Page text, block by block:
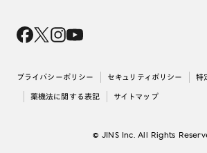
採用情報
出店について
プライバシーポリシー セキュリティポリシー 特
薬機法に関する表記 サイトマップ
© JINS Inc. All Rights